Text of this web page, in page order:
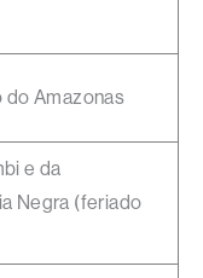
do Amazonas
e da
Negra (feriado